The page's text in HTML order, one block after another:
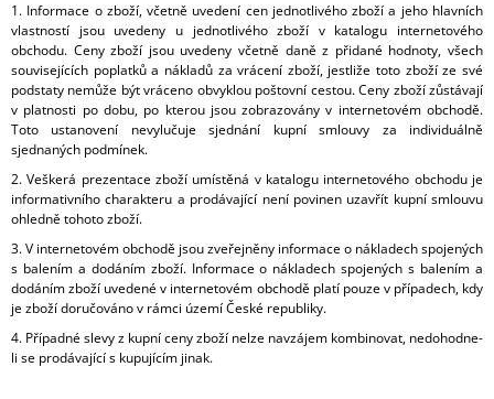
1. Informace o zboží, včetně uvedení cen jednotlivého zboží a jeho hlavních
vlastností jsou uvedeny u jednotlivého zboží v katalogu internetového
obchodu. Ceny zboží jsou uvedeny včetně daně z přidané hodnoty, všech
souvisejících poplatků a nákladů za vrácení zboží, jestliže toto zboží ze své
podstaty nemůže být vráceno obvyklou poštovní cestou. Ceny zboží zůstávají
v platnosti po dobu, po kterou jsou zobrazovány v internetovém obchodě.
Toto ustanovení nevylučuje sjednání kupní smlouvy za individuálně
sjednaných podmínek.
2. Veškerá prezentace zboží umístěná v katalogu internetového obchodu je
informativního charakteru a prodávající není povinen uzavřít kupní smlouvu
ohledně tohoto zboží.
3. V internetovém obchodě jsou zveřejněny informace o nákladech spojených
s balením a dodáním zboží. Informace o nákladech spojených s balením a
dodáním zboží uvedené v internetovém obchodě platí pouze v případech, kdy
je zboží doručováno v rámci území České republiky.
4. Případné slevy z kupní ceny zboží nelze navzájem kombinovat, nedohodne-
li se prodávající s kupujícím jinak.
POKLADNIČKA
ŽIRAFA
1
750
Kč